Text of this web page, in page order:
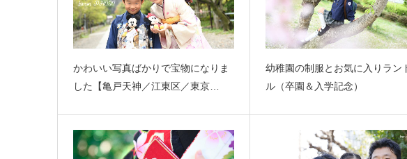
かわいい写真ばかりで宝物になりま
した【亀戸天神／江東区／東京…
幼稚園の制服とお気に入りラン
ル（卒園＆入学記念）